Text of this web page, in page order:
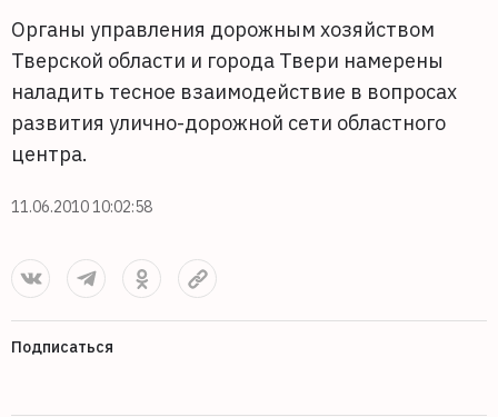
Органы управления дорожным хозяйством
Тверской области и города Твери намерены
наладить тесное взаимодействие в вопросах
развития улично-дорожной сети областного
центра.
11.06.2010 10:02:58
Подписаться